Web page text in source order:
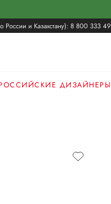
и Казахстану): 8 800 333
ДИЗАЙНЕРЫ